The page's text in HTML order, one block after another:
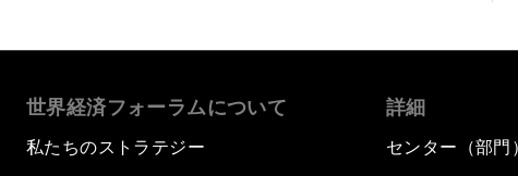
世界経済フォーラムについて
私たちのストラテジー
詳細
センター（部門）